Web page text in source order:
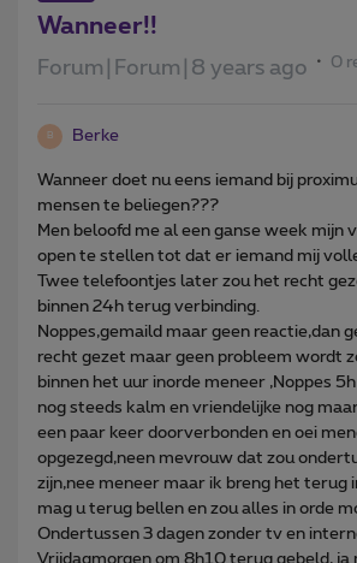
Wanneer!!
Forum|Forum|8 years ago 0
B Berke
Wanneer doet nu eens iemand bij
mensen te beliegen???
Men beloofd me al een ganse week mijn
open te stellen tot dat er iemand mij
Twee telefoontjes later zou het recht
binnen 24h terug verbinding.
Noppes,gemaild maar geen reactie,dan
recht gezet maar geen probleem wordt
binnen het uur inorde meneer ,Noppes
nog steeds kalm en vriendelijke nog
een paar keer doorverbonden en oei
opgezegd,neen mevrouw dat zou
zijn,nee meneer maar ik breng het terug
mag u terug bellen en zou alles in orde
Ondertussen 3 dagen zonder tv en
Vrijdagmorgen om 8h10 terug gebeld, ja